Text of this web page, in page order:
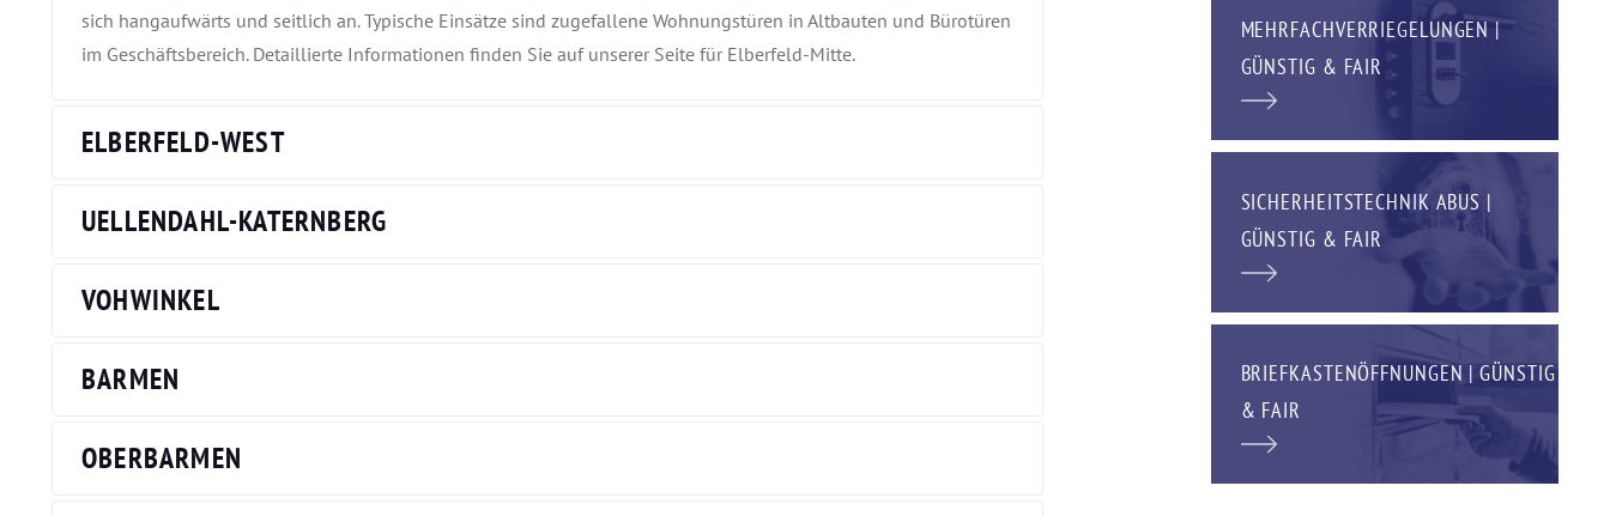
sich hangaufwärts und seitlich an. Typische Einsätze sind zugefallene Wohnungstüren in Altbauten und Bürotüren
im Geschäftsbereich. Detaillierte Informationen finden Sie auf unserer Seite für Elberfeld-Mitte.
ELBERFELD-WEST
UELLENDAHL-KATERNBERG
VOHWINKEL
BARMEN
OBERBARMEN
MEHRFACHVERRIEGELUNGEN |
GÜNSTIG & FAIR
SICHERHEITSTECHNIK ABUS |
GÜNSTIG & FAIR
BRIEFKASTENÖFFNUNGEN | GÜNSTIG
& FAIR